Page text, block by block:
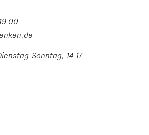
00
Sonntag, 14-17